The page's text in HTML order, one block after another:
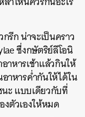
รีก น่าจะเป็นคราว
ซึ่งกษัตริย์ลีโอนิ
าหารเช้าแล้วกินให้
าหารค่ำกันให้ได้ใน
นะ แบบเดียวกับที่
ตัวเองให้หมด